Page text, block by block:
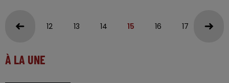
12 13 14 15 16 17 18
À LA UNE